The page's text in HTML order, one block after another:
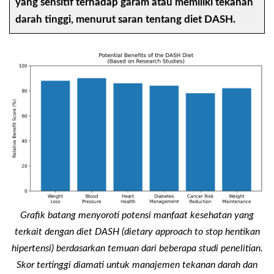
yang sensitif terhadap garam atau memiliki tekanan
darah tinggi, menurut saran tentang diet DASH.
Grafik batang menyoroti potensi manfaat kesehatan yang
terkait dengan diet DASH (dietary approach to stop hentikan
hipertensi) berdasarkan temuan dari beberapa studi penelitian.
Skor tertinggi diamati untuk manajemen tekanan darah dan